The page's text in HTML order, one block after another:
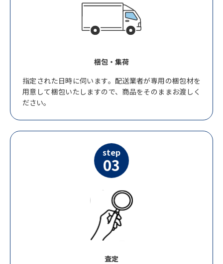
梱包・集荷
指定された日時に伺います。配送業者が専用の梱包材を
用意して梱包いたしますので、商品をそのままお渡しく
ださい。
step
03
査定